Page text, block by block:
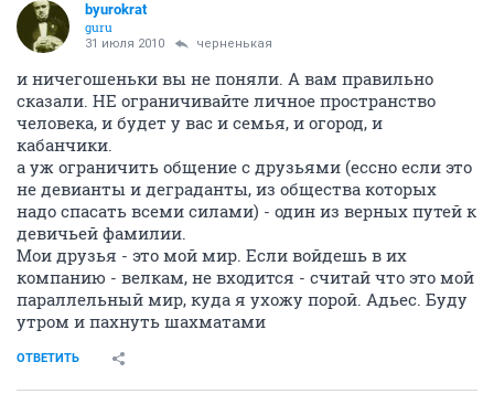
byurokrat
guru
31 июля 2010 черненькая
и ничегошеньки вы не поняли. А вам правильно
сказали. НЕ ограничивайте личное пространство
человека, и будет у вас и семья, и огород, и
кабанчики.
а уж ограничить общение с друзьями (ессно если это
не девианты и деграданты, из общества которых
надо спасать всеми силами) - один из верных путей к
девичьей фамилии.
Мои друзья - это мой мир. Если войдешь в их
компанию - велкам, не входится - считай что это мой
параллельный мир, куда я ухожу порой. Адьес. Буду
утром и пахнуть шахматами
ОТВЕТИТЬ